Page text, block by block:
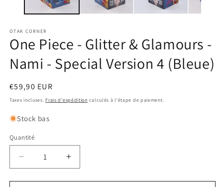
OTAK CORNER
One Piece - Glitter & Glamours -
Nami - Special Version 4 (Bleue)
Prix
habituel
€59,90 EUR
Taxes incluses. Frais d'expédition calculés à l'étape de paiement.
Stock bas
Quantité
Réduire
la
quantité
Augmenter
la
quantité